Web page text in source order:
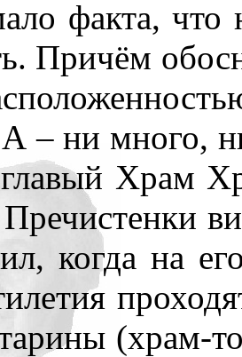
факта, что
Причём
– ни много,
Храм
когда на
(храм-